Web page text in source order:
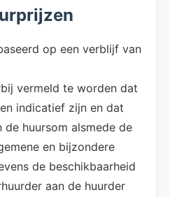
op een verblijf van
vermeld te worden dat
indicatief zijn en dat
huursom alsmede de
en bijzondere
de beschikbaarheid
aan de huurder